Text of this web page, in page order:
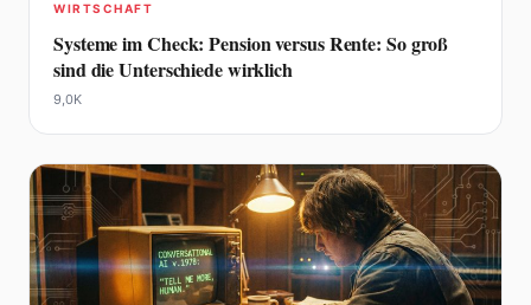
WIRTSCHAFT
Systeme im Check: Pension versus Rente: So groß
sind die Unterschiede wirklich
9,0K